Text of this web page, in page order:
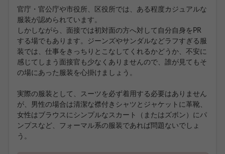
官庁・官公庁や市役所、区役所では、ある程度カジュアルな
服装が認められています。
しかしながら、面接では初対面の方へ対して自分自身をPR
する場でもあります。ジーンズやサンダルなどラフすぎる服
装では、仕事をきっちりとこなしてくれるかどうか、不安に
感じてしまう面接官も少なくありませんので、誰が見てもそ
の場にあった服装を心掛けましょう。
実際の服装として、スーツを必ず着用する必要はありません
が、男性の場合は清潔な襟付きシャツとジャケットに革靴、
女性はブラウスにシンプルなスカート（またはズボン）にパ
ンプスなど、フォーマル系の服装であれば問題ないでしょ
う。